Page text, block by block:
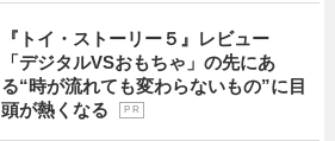
『トイ・ストーリー５』レビュー
「デジタルVSおもちゃ」の先にあ
る“時が流れても変わらないもの”に目
頭が熱くなる
P R